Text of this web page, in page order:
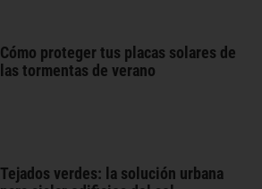
Cómo proteger tus placas solares de
las tormentas de verano
Tejados verdes: la solución urbana